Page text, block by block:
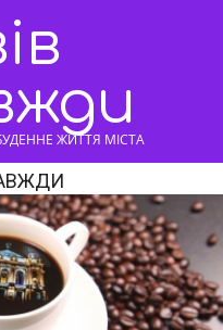
ЖИТТЯ МІСТА